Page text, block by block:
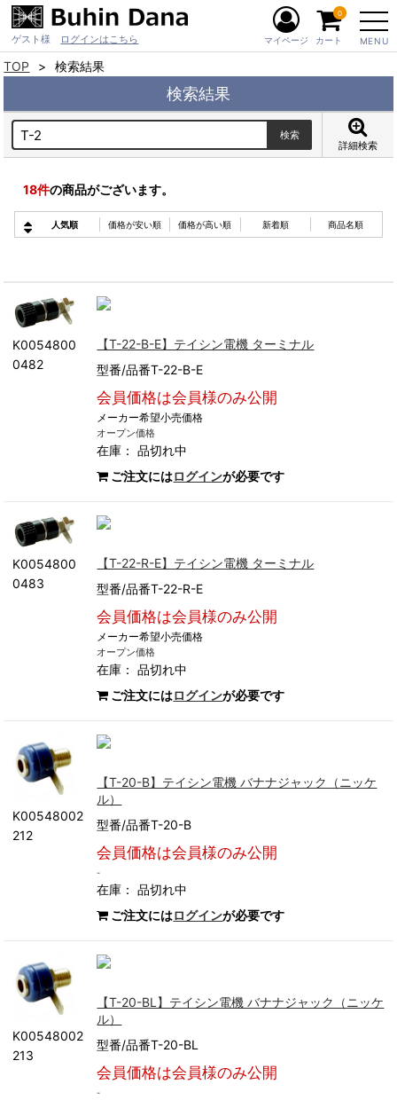
ゲスト様 ログインはこちら MENU
マイページ カート
0
TOP 検索結果
検索結果
詳細検索
18件の商品がございます。
人気順 価格が安い順 価格が高い順 新着順 商品名順
K0054800
0482
【T-22-B-E】テイシン電機 ターミナル
型番/品番T-22-B-E
会員価格は会員様のみ公開
メーカー希望小売価格
オープン価格
在庫：品切れ中
ご注文にはログインが必要です
K0054800
0483
【T-22-R-E】テイシン電機 ターミナル
型番/品番T-22-R-E
会員価格は会員様のみ公開
メーカー希望小売価格
オープン価格
在庫：品切れ中
ご注文にはログインが必要です
K00548002
212
【T-20-B】テイシン電機 バナナジャック（ニッケ
ル）
型番/品番T-20-B
会員価格は会員様のみ公開
-
在庫：品切れ中
ご注文にはログインが必要です
K00548002
213
【T-20-BL】テイシン電機 バナナジャック（ニッケ
ル）
型番/品番T-20-BL
会員価格は会員様のみ公開
-